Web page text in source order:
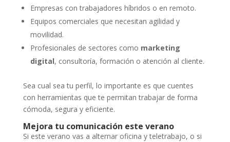
Empresas con trabajadores híbridos o en remoto.
Equipos comerciales que necesitan agilidad y
movilidad.
Profesionales de sectores como marketing
digital, consultoría, formación o atención al cliente.
Sea cual sea tu perfil, lo importante es que cuentes
con herramientas que te permitan trabajar de forma
cómoda, segura y eficiente.
Mejora tu comunicación este verano
Si este verano vas a alternar oficina y teletrabajo, o si